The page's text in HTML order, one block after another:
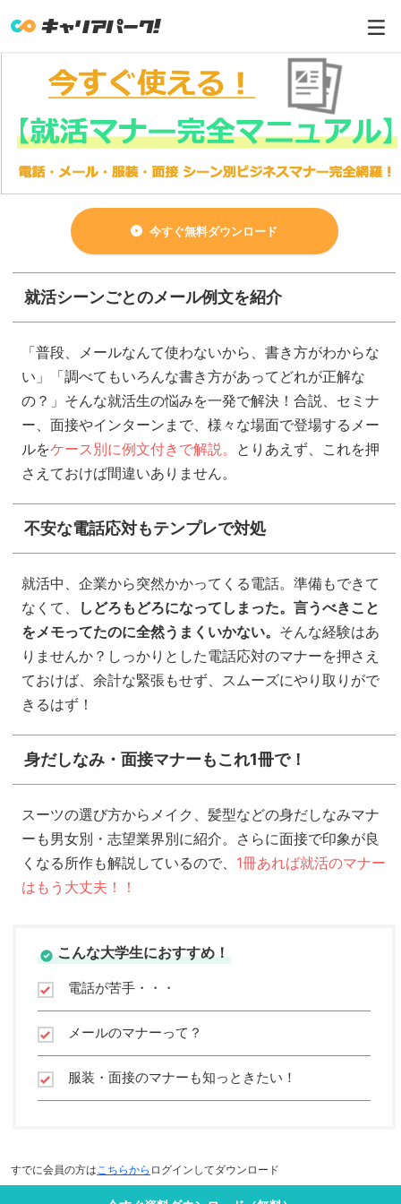
今すぐ無料ダウンロード
就活シーンごとのメール例文を紹介
「普段、メールなんて使わないから、書き方がわからな
い」「調べてもいろんな書き方があってどれが正解な
の？」そんな就活生の悩みを一発で解決！合説、セミナ
ー、面接やインターンまで、様々な場面で登場するメー
ルをケース別に例文付きで解説。 とりあえず、これを押
さえておけば間違いありません。
不安な電話応対もテンプレで対処
就活中、企業から突然かかってくる電話。準備もできて
なくて、
しどろもどろになってしまった。言うべきこと
をメモってたのに全然うまくいかない。 そんな経験はあ
りませんか？しっかりとした電話応対のマナーを押さえ
ておけば、余計な緊張もせず、スムーズにやり取りがで
きるはず！
身だしなみ・面接マナーもこれ1冊で！
スーツの選び方からメイク、髪型などの身だしなみマナ
ーも男女別・志望業界別に紹介。さらに面接で印象が良
くなる所作も解説しているので、 1冊あれば就活のマナー
はもう大丈夫！！
こんな大学生におすすめ！
電話が苦手・・・
メールのマナーって？
服装・面接のマナーも知っときたい！
すでに会員の方は こちらから ログインしてダウンロード